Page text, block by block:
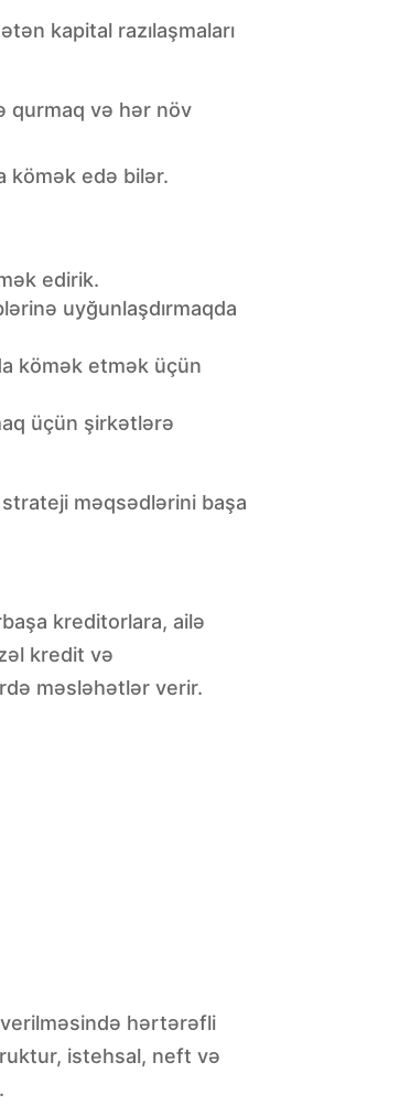
kapital razılaşmaları
qurmaq və hər növ
kömək edə bilər.
edirik.
uyğunlaşdırmaqda
kömək etmək üçün
üçün şirkətlərə
məqsədlərini başa
kreditorlara, ailə
kredit və
məsləhətlər verir.
verilməsində hərtərəfli
istehsal, neft və